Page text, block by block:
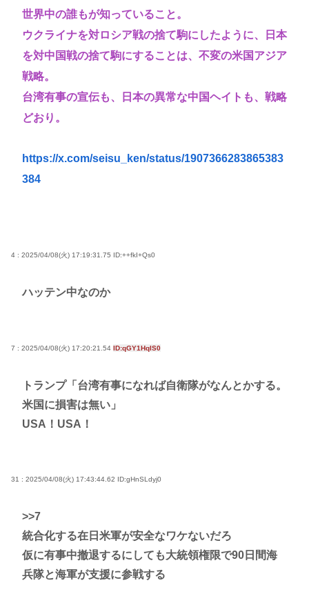
世界中の誰もが知っていること。
ウクライナを対ロシア戦の捨て駒にしたように、日本
を対中国戦の捨て駒にすることは、不変の米国アジア
戦略。
台湾有事の宣伝も、日本の異常な中国ヘイトも、戦略
どおり。
https://x.com/seisu_ken/status/1907366283865383
384
4 : 2025/04/08(火) 17:19:31.75 ID:++fkI+Qs0
ハッテン中なのか
7 : 2025/04/08(火) 17:20:21.54 ID:qGY1HqIS0
トランプ「台湾有事になれば自衛隊がなんとかする。
米国に損害は無い」
USA！USA！
31 : 2025/04/08(火) 17:43:44.62 ID:gHnSLdyj0
>>7
統合化する在日米軍が安全なワケないだろ
仮に有事中撤退するにしても大統領権限で90日間海
兵隊と海軍が支援に参戦する